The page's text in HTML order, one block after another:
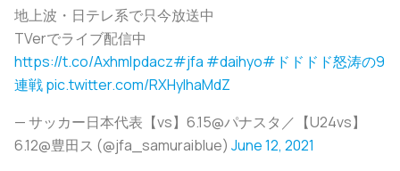
地上波・日テレ系で只今放送中
TVerでライブ配信中
https://t.co/Axhmlpdacz#jfa #daihyo#ドドドド怒涛の9
連戦pic.twitter.com/RXHyIhaMdZ
— サッカー日本代表【vs】6.15@パナスタ／【U24vs】
6.12@豊田ス (@jfa_samuraiblue) June 12, 2021